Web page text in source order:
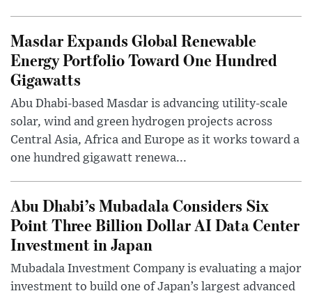
Masdar Expands Global Renewable
Energy Portfolio Toward One Hundred
Gigawatts
Abu Dhabi-based Masdar is advancing utility-scale
solar, wind and green hydrogen projects across
Central Asia, Africa and Europe as it works toward a
one hundred gigawatt renewa...
Abu Dhabi’s Mubadala Considers Six
Point Three Billion Dollar AI Data Center
Investment in Japan
Mubadala Investment Company is evaluating a major
investment to build one of Japan’s largest advanced